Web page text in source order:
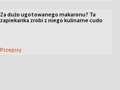
Za dużo ugotowanego makaronu? Ta
zapiekanka zrobi z niego kulinarne cudo
Przepisy